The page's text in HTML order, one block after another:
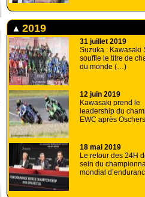
2019
31 juillet 2019
Suzuka : Kawasaki
souffle le titre de
du monde (…)
12 juin 2019
Kawasaki prend le
leadership du
EWC après
18 mai 2019
Le retour des 24H
sein du
mondial